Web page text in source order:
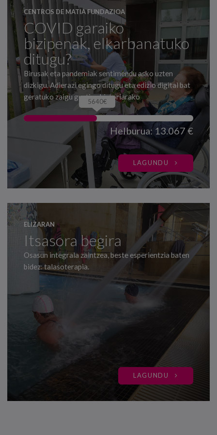
CENTROS DE MATIA FUNDAZIOA
COVID garaiko
bizipenak, elkarbanatuko
ditugu?
Birusak eta pandemiak sentimendu asko uzten
dizkigu. Adierazi egingo ditugu eta edizio digital bat
geratuko zaigu guztien historiarako
5640€
Helburua: 13.067 €
LAGUNDU
ELIZARAN
Itsasora begira
Osasun integrala zaintzea, beste esperientzia baten
bidez: talasoterapia.
LAGUNDU